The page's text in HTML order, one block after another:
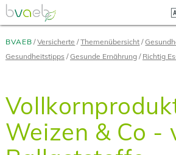
Zum
Seiteninhalt
springen
Zur
Navigation
springen
Zur
Mobilen
Navigation
BVAEB Versicherte Themenübersicht
Gesundheitstipps
Gesunde Ernährung Richtig
Weizen & Co -